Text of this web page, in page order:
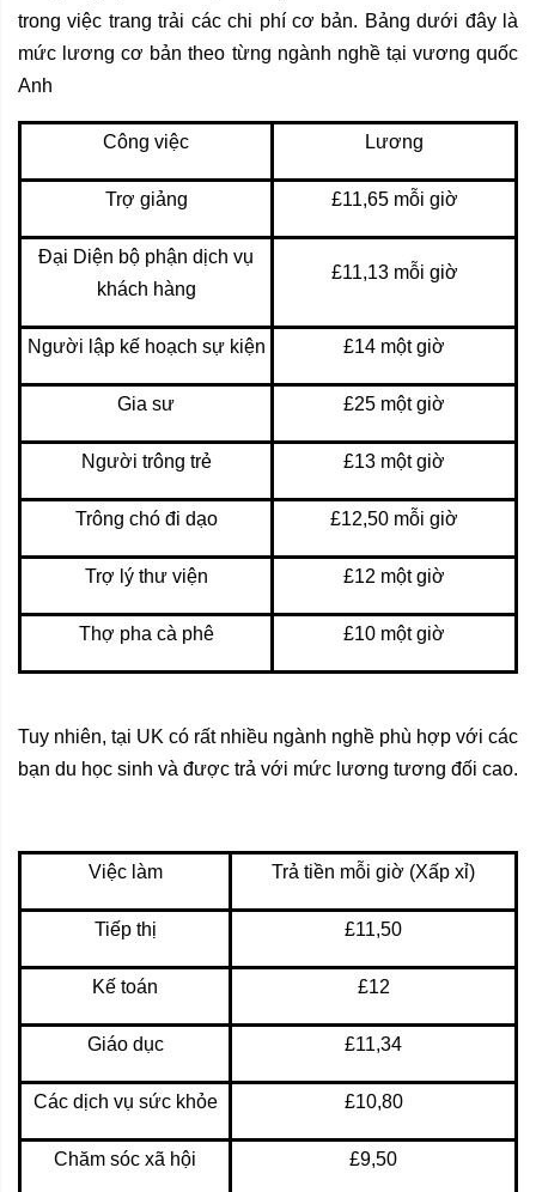
trong việc trang trải các chi phí cơ bản. Bảng dưới đây là
mức lương cơ bản theo từng ngành nghề tại vương quốc
Anh
Công việc Lương
Trợ giảng £11,65 mỗi giờ
Đại Diện bộ phận dịch vụ
khách hàng
£11,13 mỗi giờ
Người lập kế hoạch sự kiện £14 một giờ
Gia sư £25 một giờ
Người trông trẻ £13 một giờ
Trông chó đi dạo £12,50 mỗi giờ
Trợ lý thư viện £12 một giờ
Thợ pha cà phê £10 một giờ
Tuy nhiên, tại UK có rất nhiều ngành nghề phù hợp với các
bạn du học sinh và được trả với mức lương tương đối cao.
Việc làm Trả tiền mỗi giờ (Xấp xỉ)
Tiếp thị £11,50
Kế toán £12
Giáo dục £11,34
Các dịch vụ sức khỏe £10,80
Chăm sóc xã hội £9,50